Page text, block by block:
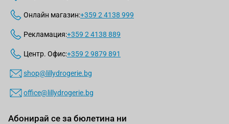
Онлайн магазин:+359 2 4138 999
Рекламация:+359 2 4138 889
Центр. Офис:+359 2 9879 891
shop@lillydrogerie.bg
office@lillydrogerie.bg
Абонирай се за бюлетина ни